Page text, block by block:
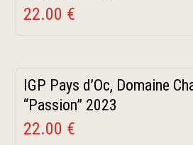
22.00 €
IGP Pays d’Oc, Domaine
“Passion” 2023
22.00 €